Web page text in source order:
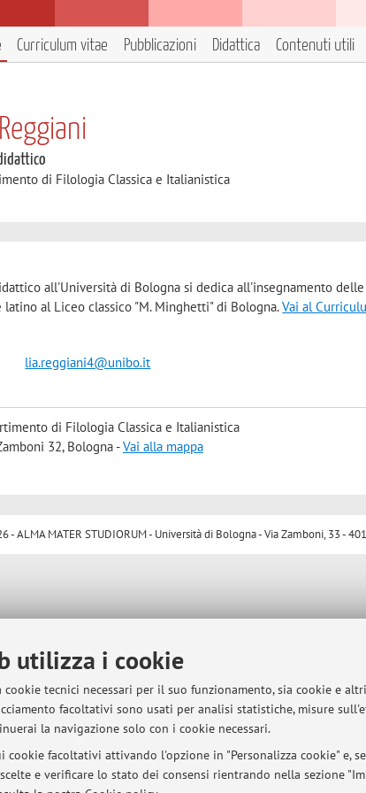
utilizza i cookie
tecnici necessari per il suo funzionamento, sia cookie e
facoltativi sono usati per analisi statistiche, misure
la navigazione solo con i cookie necessari.
cookie facoltativi attivando l'opzione in "Personalizza cookie" e,
e verificare lo stato dei consensi rientrando nella sezione
Curriculum vitae Pubblicazioni Didattica Contenuti utili
di Filologia Classica e Italianistica
all'Università di Bologna si dedica all'insegnamento
latino al Liceo classico "M. Minghetti" di Bologna.Vai al
lia.reggiani4@unibo.it
di Filologia Classica e Italianistica
32, Bologna -Vai alla mappa
- ALMA MATER STUDIORUM - Università di Bologna - Via Zamboni, 33 -